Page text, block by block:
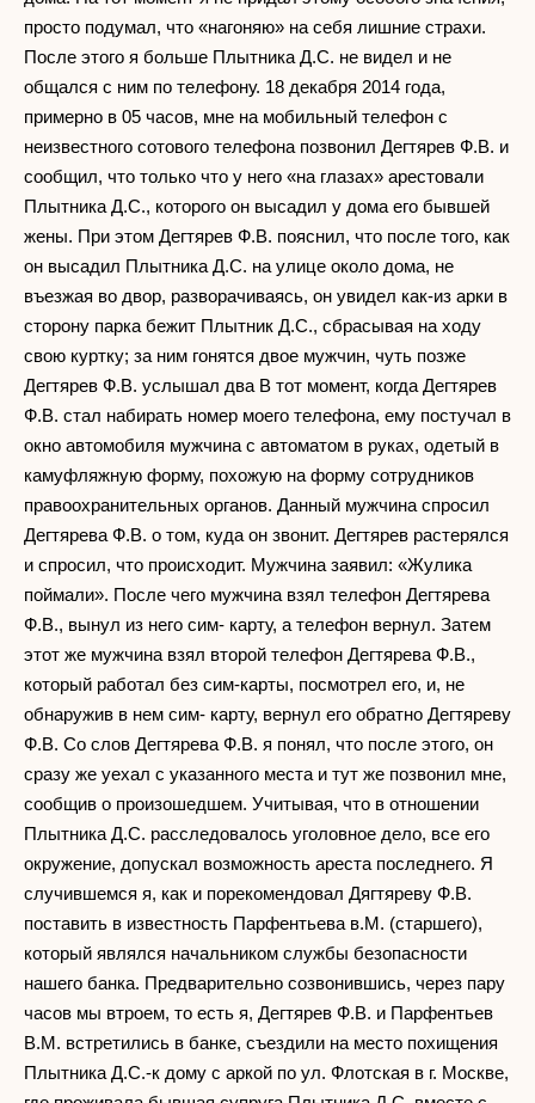
просто подумал, что «нагоняю» на себя лишние страхи.
После этого я больше Плытника Д.С. не видел и не
общался с ним по телефону. 18 декабря 2014 года,
примерно в 05 часов, мне на мобильный телефон с
неизвестного сотового телефона позвонил Дегтярев Ф.В. и
сообщил, что только что у него «на глазах» арестовали
Плытника Д.С., которого он высадил у дома его бывшей
жены. При этом Дегтярев Ф.В. пояснил, что после того, как
он высадил Плытника Д.С. на улице около дома, не
въезжая во двор, разворачиваясь, он увидел как-из арки в
сторону парка бежит Плытник Д.С., сбрасывая на ходу
свою куртку; за ним гонятся двое мужчин, чуть позже
Дегтярев Ф.В. услышал два В тот момент, когда Дегтярев
Ф.В. стал набирать номер моего телефона, ему постучал в
окно автомобиля мужчина с автоматом в руках, одетый в
камуфляжную форму, похожую на форму сотрудников
правоохранительных органов. Данный мужчина спросил
Дегтярева Ф.В. о том, куда он звонит. Дегтярев растерялся
и спросил, что происходит. Мужчина заявил: «Жулика
поймали». После чего мужчина взял телефон Дегтярева
Ф.В., вынул из него сим- карту, а телефон вернул. Затем
этот же мужчина взял второй телефон Дегтярева Ф.В.,
который работал без сим-карты, посмотрел его, и, не
обнаружив в нем сим- карту, вернул его обратно Дегтяреву
Ф.В. Со слов Дегтярева Ф.В. я понял, что после этого, он
сразу же уехал с указанного места и тут же позвонил мне,
сообщив о произошедшем. Учитывая, что в отношении
Плытника Д.С. расследовалось уголовное дело, все его
окружение, допускал возможность ареста последнего. Я
случившемся я, как и порекомендовал Дягтяреву Ф.В.
поставить в известность Парфентьева в.М. (старшего),
который являлся начальником службы безопасности
нашего банка. Предварительно созвонившись, через пару
часов мы втроем, то есть я, Дегтярев Ф.В. и Парфентьев
В.М. встретились в банке, съездили на место похищения
Плытника Д.С.-к дому с аркой по ул. Флотская в г. Москве,